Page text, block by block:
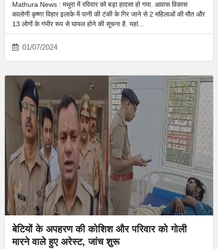
01/07/2024
Mathura News : मथुरा में रविवार को बड़ा हादसा हो गया. आवास विकास
कालोनी कृष्णा विहार इलाके में पानी की टंकी के गिर जाने से 2 महिलाओं की मौत और
13 लोगों के गंभीर रूप से घायल होने की सूचना है. यहां...
बेटियों के अपहरण की कोशिश और परिवार को गोली
मारने वाले हुए अरेस्‍ट, जांच शुरू